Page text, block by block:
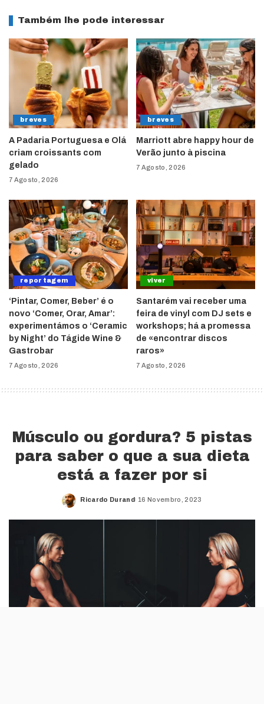
Também lhe pode interessar
breves
A Padaria Portuguesa e Olá
criam croissants com
gelado
7 Agosto, 2026
breves
Marriott abre happy hour de
Verão junto à piscina
7 Agosto, 2026
reportagem
‘Pintar, Comer, Beber’ é o
novo ‘Comer, Orar, Amar’:
experimentámos o ‘Ceramic
by Night’ do Tágide Wine &
Gastrobar
7 Agosto, 2026
viver
Santarém vai receber uma
feira de vinyl com DJ sets e
workshops; há a promessa
de «encontrar discos
raros»
7 Agosto, 2026
Músculo ou gordura? 5 pistas
para saber o que a sua dieta
está a fazer por si
Posted
Ricardo Durand 16 Novembro, 2023